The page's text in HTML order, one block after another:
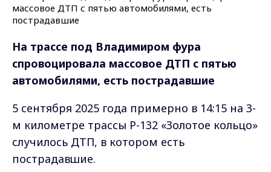
На трассе под Владимиром фура
спровоцировала массовое ДТП с пятью
автомобилями, есть пострадавшие
5 сентября 2025 года примерно в 14:15 на 3-
м километре трассы Р-132 «Золотое кольцо»
случилось ДТП, в котором есть
пострадавшие.